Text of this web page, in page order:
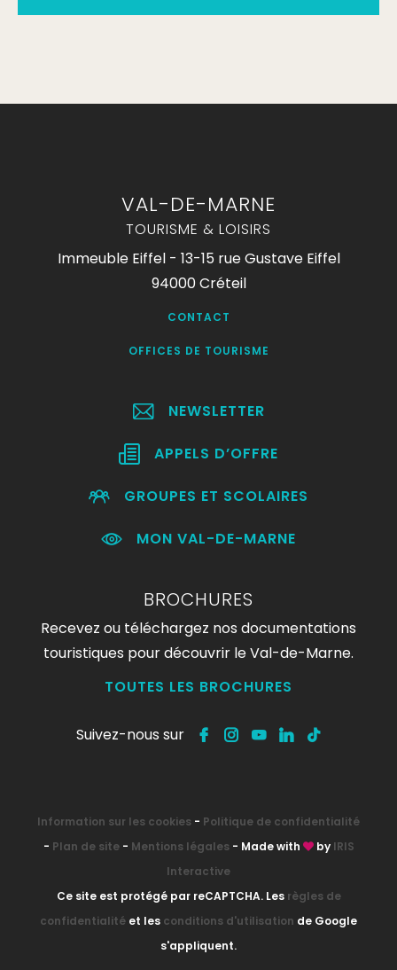
VAL-DE-MARNE
TOURISME & LOISIRS
Immeuble Eiffel - 13-15 rue Gustave Eiffel
94000 Créteil
CONTACT
OFFICES DE TOURISME
NEWSLETTER
APPELS D’OFFRE
GROUPES ET SCOLAIRES
MON VAL-DE-MARNE
BROCHURES
Recevez ou téléchargez nos documentations
touristiques pour découvrir le Val-de-Marne.
TOUTES LES BROCHURES
Suivez-nous sur
Information sur les cookies - Politique de confidentialité
- Plan de site- Mentions légales- Made with by IRIS
Interactive
Ce site est protégé par reCAPTCHA. Les règles de
confidentialité et les conditions d'utilisation de Google
s'appliquent.